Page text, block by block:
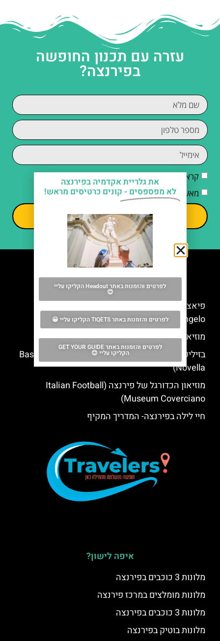
עזרה עם תכנון החופשה
בפירנצה?
קראתי והסכמתי למדיניות הפרטיות
מאשר/ת קבלת דיוור וחומרים פרסומיים
שליחה
מה אסור לפספס
Michelangelo)
מוזיאון גלילאו בפירנצה – Museo Galileo
בזיליקת סנטה מריה נובלה (Basilica di Santa Maria
Novella)
מוזיאון הכדורגל של פירנצה (Italian Football
Museum Coverciano)
חיי לילה בפירנצה- המדריך המקיף
איפה לישון?
מלונות 3 כוכבים בפירנצה
מלונות מומלצים במרכז פירנצה
מלונות 3 כוכבים בפירנצה
מלונות בוטיק בפירנצה
את גלריית אקדמיה בפירנצה
לא מפספסים - קונים כרטיסים מראש!
לפרטים והזמנות באתר Headout הקליקו עליי
😊
לפרטים והזמנות באתר TIQETS הקליקו עליי 😀
לפרטים והזמנות באתר GET YOUR GUIDE
הקליקו עליי 😊